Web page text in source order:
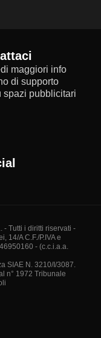
maggiori info
di supporto
spazi pubblicitari
- Tutti i diritti riservati -
14/A C.F./P.IVA e
- (c.c.i.a.a.
SIAE N. 3210/I/3087.
n° 1972 Tribunale